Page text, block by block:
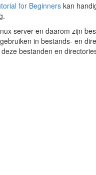
for Beginners kan
server en daarom zijn
in bestands- en
bestanden en